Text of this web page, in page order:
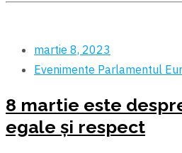
martie 8, 2023
Evenimente Parlamentul
8 martie este
egale și respect